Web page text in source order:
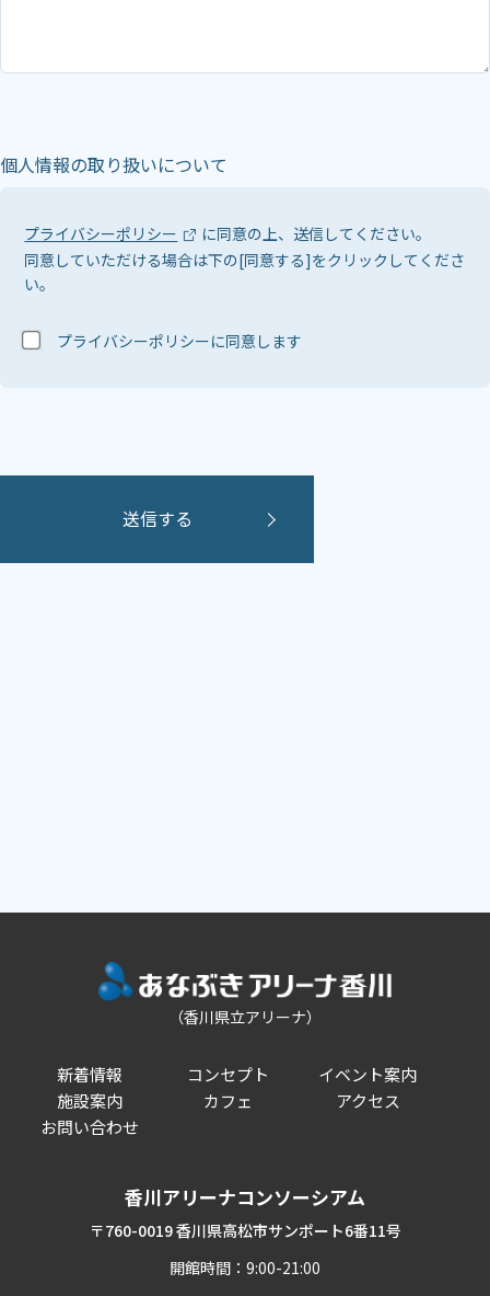
個人情報の取り扱いについて
プライバシーポリシー
に同意の上、送信してください。
同意していただける場合は下の[同意する]をクリックしてくださ
い。
プライバシーポリシーに同意します
（香川県立アリーナ）
新着情報 コンセプト
イベント案内
施設案内
カフェ
アクセス
お問い合わせ
香川アリーナコンソーシアム
〒760-0019 香川県高松市サンポート6番11号
開館時間：9:00-21:00